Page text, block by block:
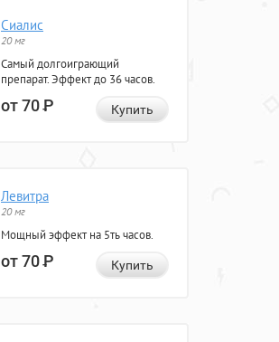
Сиалис
20 мг
Самый долгоиграющий
препарат. Эффект до 36 часов.
от 70Р Купить
Левитра
20 мг
Мощный эффект на 5ть часов.
от 70Р Купить